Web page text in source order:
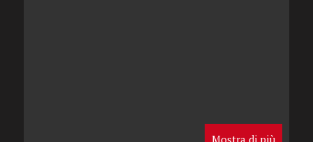
Mostra di più